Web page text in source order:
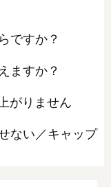
ですか？
ますか？
がりません
ない／キャップ